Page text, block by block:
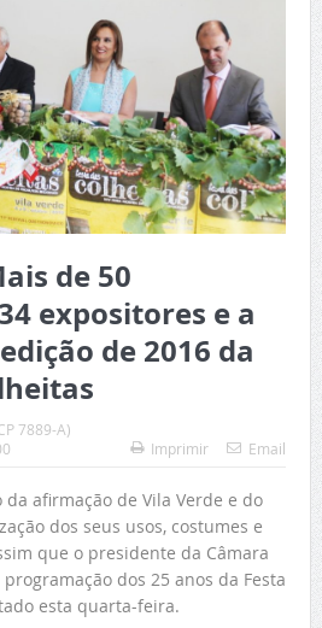
de 50
expositores e a
de 2016 da
7889-A)
Imprimir Email
da afirmação de Vila Verde e do
dos seus usos, costumes e
que o presidente da Câmara
dos 25 anos da Festa
esta quarta-feira.